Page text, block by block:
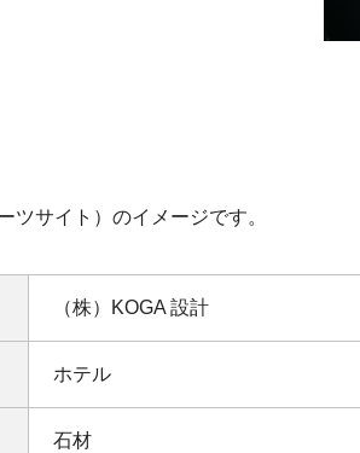
ツサイト）のイメージです。
（株）KOGA 設計
ホテル
石材